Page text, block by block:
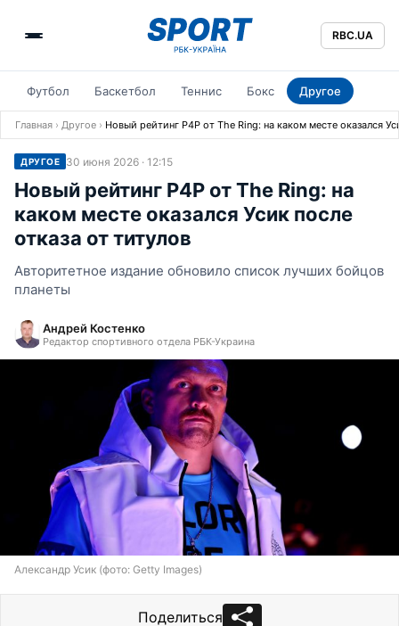
RBC.UA
Футбол Баскетбол Теннис Бокс Другое
Главная › Другое › Новый рейтинг Р4Р от The Ring: на каком месте оказался
ДРУГОЕ 30 июня 2026 · 12:15
Новый рейтинг Р4Р от The Ring: на
каком месте оказался Усик после
отказа от титулов
Авторитетное издание обновило список лучших бойцов
планеты
Андрей Костенко
Редактор спортивного отдела РБК-Украина
Александр Усик (фото: Getty Images)
Поделиться